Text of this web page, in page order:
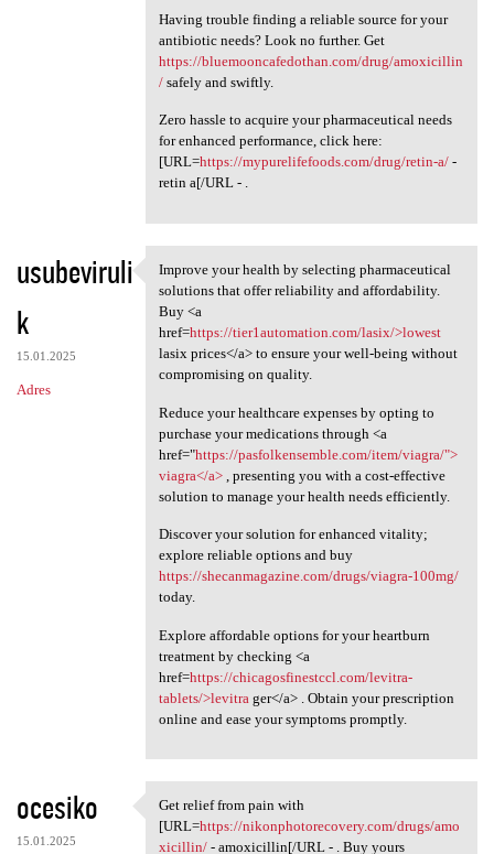
Having trouble finding a reliable source for your
antibiotic needs? Look no further. Get
https://bluemooncafedothan.com/drug/amoxicillin
/safely and swiftly.
Zero hassle to acquire your pharmaceutical needs
for enhanced performance, click here:
[URL=https://mypurelifefoods.com/drug/retin-a/-
retin a[/URL - .
usubeviruli
k
15.01.2025
Adres
Improve your health by
Improve your health by selecting pharmaceutical
solutions that offer reliability and affordability.
Buy <a
href=https://tier1automation.com/lasix/>lowest
lasix prices</a> to ensure your well-being without
compromising on quality.
Reduce your healthcare expenses by opting to
purchase your medications through <a
href="https://pasfolkensemble.com/item/viagra/">
viagra</a>, presenting you with a cost-effective
solution to manage your health needs efficiently.
Discover your solution for enhanced vitality;
explore reliable options and buy
https://shecanmagazine.com/drugs/viagra-100mg/
today.
Explore affordable options for your heartburn
treatment by checking <a
href=https://chicagosfinestccl.com/levitra-
tablets/>levitra ger</a> . Obtain your prescription
online and ease your symptoms promptly.
ocesiko
15.01.2025
Get relief from pain with
Get relief from pain with
[URL=https://nikonphotorecovery.com/drugs/amo
xicillin/- amoxicillin[/URL - . Buy yours